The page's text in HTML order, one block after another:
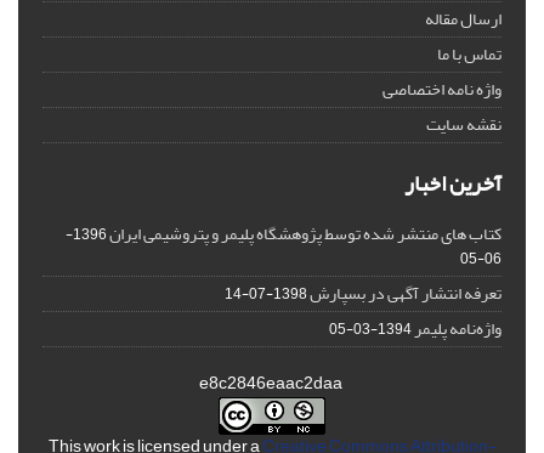
ارسال مقاله
تماس با ما
واژه نامه اختصاصی
نقشه سایت
آخرین اخبار
کتاب های منتشر شده توسط پژوهشگاه پلیمر و پتروشیمی ایران
1396-
06-05
تعرفه انتشار آگهی در بسپارش1398-07-14
واژه‌نامه پلیمر1394-03-05